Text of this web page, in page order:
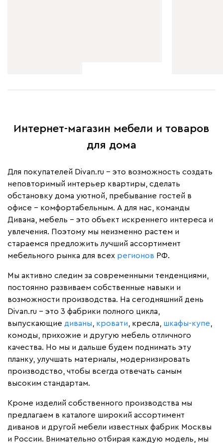
Интернет-магазин мебели и товаров
для дома
Для покупателей Divan.ru – это возможность создать
неповторимый интерьер квартиры, сделать
обстановку дома уютной, пребывание гостей в
офисе – комфортабельным. А для нас, команды
Дивана, мебель – это объект искреннего интереса и
увлечения. Поэтому мы неизменно растем и
стараемся предложить лучший ассортимент
мебельного рынка для всех регионов РФ.
Мы активно следим за современными тенденциями,
постоянно развиваем собственные навыки и
возможности производства. На сегодняшний день
Divan.ru – это 3 фабрики полного цикла,
выпускающие диваны кровати , кресла, шкафы-купе
комоды, прихожие и другую мебель отличного
качества. Но мы и дальше будем поднимать эту
планку, улучшать материалы, модернизировать
производство, чтобы всегда отвечать самым
высоким стандартам.
Кроме изделий собственного производства мы
предлагаем в каталоге широкий ассортимент
диванов и другой мебели известных фабрик Москвы
и России. Внимательно отбирая каждую модель, мы